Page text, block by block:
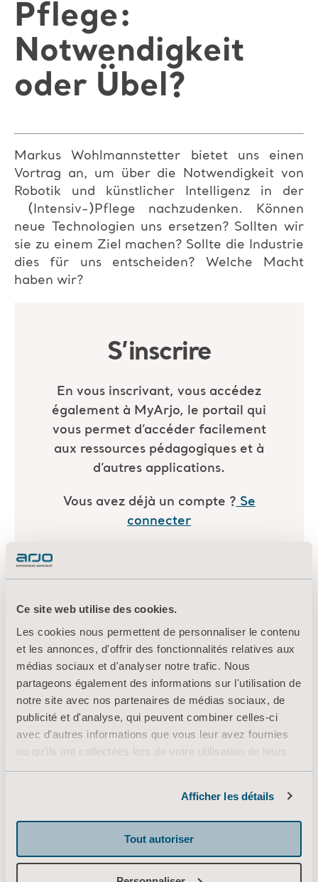
Ce site web utilise des cookies.
Les cookies nous permettent de personnaliser le contenu
et les annonces, d'offrir des fonctionnalités relatives aux
médias sociaux et d'analyser notre trafic. Nous
partageons également des informations sur l'utilisation de
notre site avec nos partenaires de médias sociaux, de
publicité et d'analyse, qui peuvent combiner celles-ci
avec d'autres informations que vous leur avez fournies
ou qu'ils ont collectées lors de votre utilisation de leurs
services.
Afficher les détails
Tout autoriser
Pflege:
Notwendigkeit
oder Übel?
Markus Wohlmannstetter bietet uns einen
Vortrag an, um über die Notwendigkeit von
Robotik und künstlicher Intelligenz in der
(Intensiv-)Pflege nachzudenken. Können
neue Technologien uns ersetzen? Sollten wir
sie zu einem Ziel machen? Sollte die Industrie
dies für uns entscheiden? Welche Macht
haben wir?